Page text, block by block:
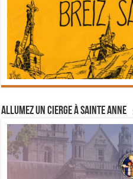
Allumez un cierge à Sainte Anne